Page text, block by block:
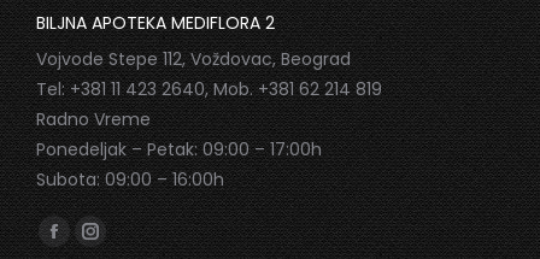
BILJNA APOTEKA MEDIFLORA 2
Vojvode Stepe 112, Voždovac, Beograd
Tel: +381 11 423 2640, Mob. +381 62 214 819
Radno Vreme
Ponedeljak – Petak: 09:00 – 17:00h
Subota: 09:00 – 16:00h
Find us on:
Facebook
Instagram